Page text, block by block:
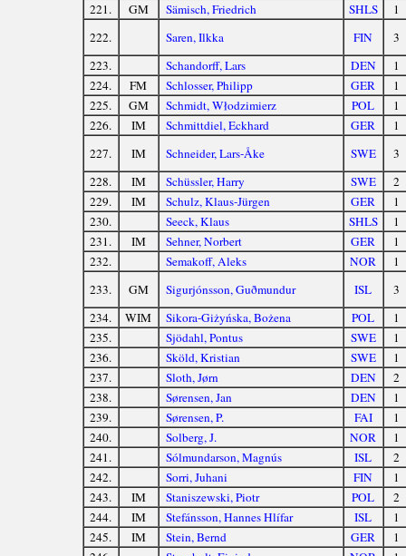
221.
GM Sämisch, Friedrich SHLS
1
222.
Saren, Ilkka FIN
3
223.
Schandorff, Lars DEN
1
224.
FM Schlosser, Philipp GER
1
225.
GM Schmidt, Włodzimierz POL
1
226.
IM Schmittdiel, Eckhard GER
1
227.
IM Schneider, Lars-Åke SWE
3
228.
IM Schüssler, Harry SWE
2
229.
IM Schulz, Klaus-Jürgen GER
1
230.
Seeck, Klaus SHLS
1
231.
IM Sehner, Norbert GER
1
232.
Semakoff, Aleks NOR
1
233.
GM Sigurjónsson, Guðmundur ISL
3
234.
WIM Sikora-Giżyńska, Bożena POL
1
235.
Sjödahl, Pontus SWE
1
236.
Sköld, Kristian SWE
1
237.
Sloth, Jørn DEN
2
238.
Sørensen, Jan DEN
1
239.
Sørensen, P. FAI
1
240.
Solberg, J. NOR
1
241.
Sólmundarson, Magnús ISL
2
242.
Sorri, Juhani FIN
1
243.
IM Staniszewski, Piotr POL
2
244.
IM Stefánsson, Hannes Hlífar ISL
1
245.
IM Stein, Bernd GER
1